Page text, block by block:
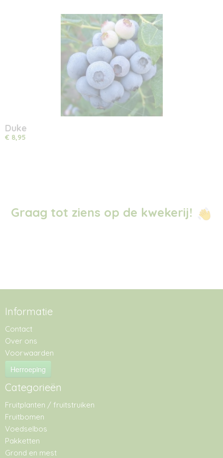
Duke
€ 8,95
Graag tot ziens op de kwekerij!
Informatie
Contact
Over ons
Voorwaarden
Herroeping
Categorieën
Fruitplanten / fruitstruiken
Fruitbomen
Voedselbos
Pakketten
Grond en mest